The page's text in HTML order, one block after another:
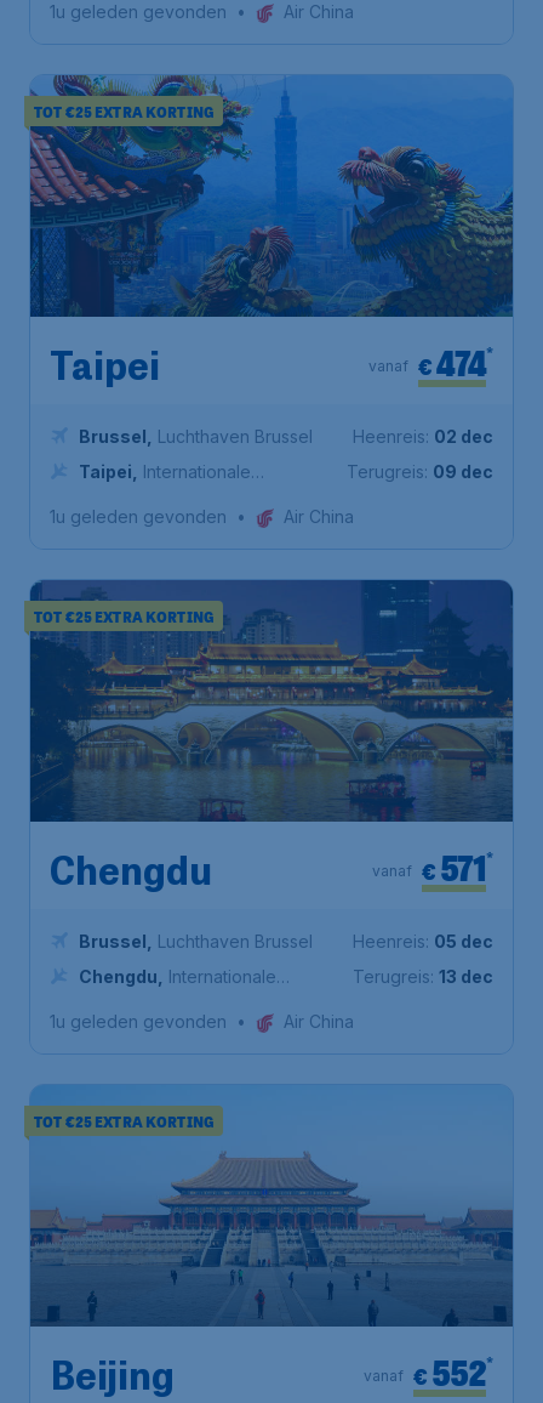
1u geleden gevonden • Air China
TOT €25 EXTRA KORTING
Taipei €474*
vanaf
Brussel
Luchthaven Brussel
Taipei
Internationale
Heenreis: 02 dec
Terugreis: 09 dec
1u geleden gevonden • Air China
TOT €25 EXTRA KORTING
Chengdu € 571*
vanaf
Brussel
Luchthaven Brussel
Chengdu
Internationale
Heenreis: 05 dec
Terugreis: 13 dec
1u geleden gevonden • Air China
TOT €25 EXTRA KORTING
Beijing € 552*
vanaf